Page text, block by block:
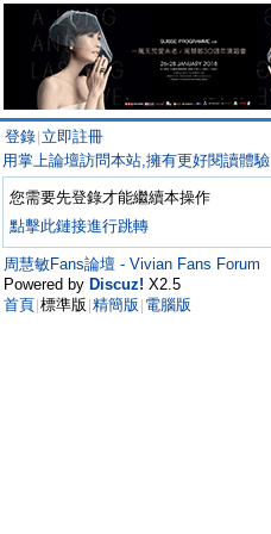
登錄 立即註冊
用掌上論壇訪問本站,擁有更好閱讀體驗
您需要先登錄才能繼續本操作
點擊此鏈接進行跳轉
周慧敏Fans論壇 - Vivian Fans Forum
Powered by Discuz! X2.5
首頁 標準版 精簡版 電腦版